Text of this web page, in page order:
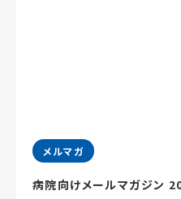
メルマガ
病院向けメールマガジン